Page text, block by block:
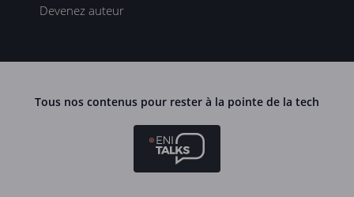
Devenez auteur
Tous nos contenus pour rester à la pointe de la tech